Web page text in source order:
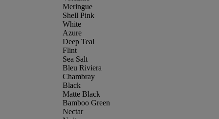
Meringue
Shell Pink
White
Azure
Deep Teal
Flint
Sea Salt
Bleu Riviera
Chambray
Black
Matte Black
Bamboo Green
Nectar